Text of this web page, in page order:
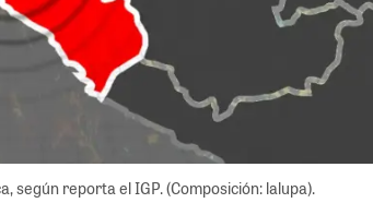
según reporta el IGP. (Composición: lalupa).